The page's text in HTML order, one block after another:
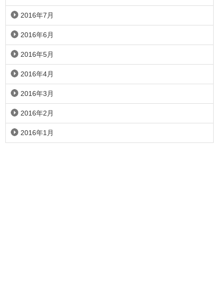
2016年7月
2016年6月
2016年5月
2016年4月
2016年3月
2016年2月
2016年1月